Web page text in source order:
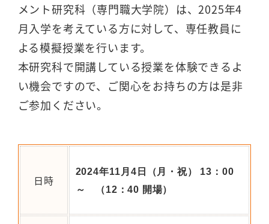
メント研究科（専門職大学院）は、2025年4
月入学を考えている方に対して、専任教員に
よる模擬授業を行います。
本研究科で開講している授業を体験できるよ
い機会ですので、ご関心をお持ちの方は是非
ご参加ください。
日時
2024年11月4日（月・祝） 13：00
～ （12：40 開場）